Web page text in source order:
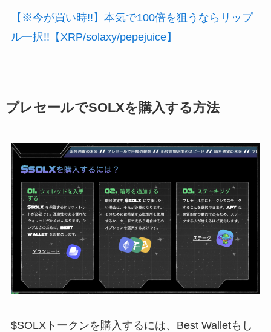
【※今が買い時!!】本気で100倍を狙うならリップ
ル一択!!【XRP/solaxy/pepejuice】
プレセールでSOLXを購入する方法
$SOLXトークンを購入するには、Best Walletもし